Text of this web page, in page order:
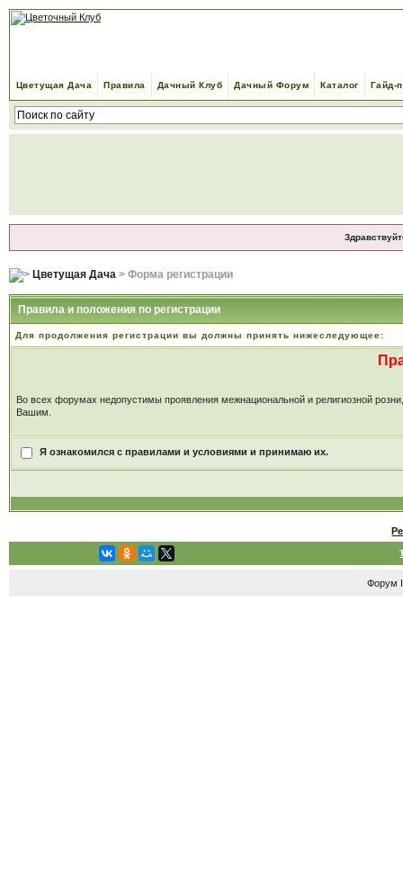
Цветущая Дача Правила Дачный Клуб Дачный Форум Каталог Гайд-
Цветущая Дача> Форма регистрации
Правила и положения по регистрации
Для продолжения регистрации вы должны принять нижеследующее:
Во всех форумах недопустимы проявления межнациональной и религиозной
Вашим.
Я ознакомился с правилами и условиями и принимаю их.
Форум